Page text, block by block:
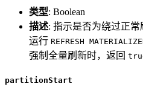
类型: Boolean
描述: 指示是否为绕过正
运行 REFRESH
强制全量刷新时，返回
partitionStart